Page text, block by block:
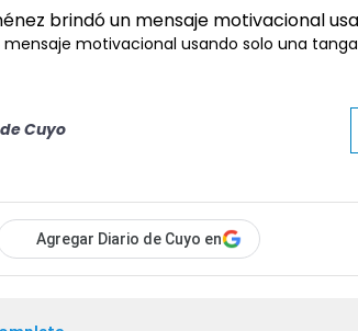
motivacional usando solo una tanga
Cuyo
Agregar Diario de Cuyo en